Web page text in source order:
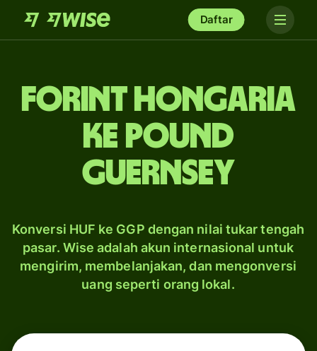
Daftar
forint Hongaria
ke pound
Guernsey
Konversi HUF ke GGP dengan nilai tukar tengah
pasar. Wise adalah akun internasional untuk
mengirim, membelanjakan, dan mengonversi
uang seperti orang lokal.